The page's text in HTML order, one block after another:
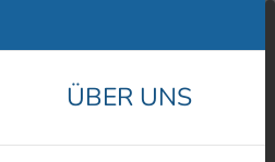
ÜBER UNS